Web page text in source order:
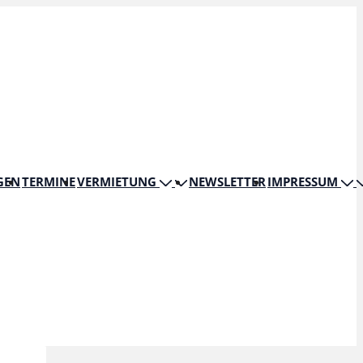
TERMINEVERMIETUNG NEWSLETTERIMPRESSUM